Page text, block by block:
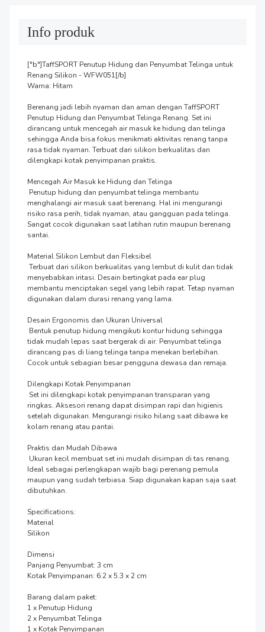
Info produk
["b"]TaffSPORT Penutup Hidung dan Penyumbat Telinga untuk
Renang Silikon - WFW051[/b]
Warna: Hitam
Berenang jadi lebih nyaman dan aman dengan TaffSPORT
Penutup Hidung dan Penyumbat Telinga Renang. Set ini
dirancang untuk mencegah air masuk ke hidung dan telinga
sehingga Anda bisa fokus menikmati aktivitas renang tanpa
rasa tidak nyaman. Terbuat dari silikon berkualitas dan
dilengkapi kotak penyimpanan praktis.
Mencegah Air Masuk ke Hidung dan Telinga
menghalangi air masuk saat berenang. Hal ini mengurangi
risiko rasa perih, tidak nyaman, atau gangguan pada telinga.
Sangat cocok digunakan saat latihan rutin maupun berenang
santai.
Material Silikon Lembut dan Fleksibel
menyebabkan iritasi. Desain bertingkat pada ear plug
membantu menciptakan segel yang lebih rapat. Tetap nyaman
digunakan dalam durasi renang yang lama.
Desain Ergonomis dan Ukuran Universal
tidak mudah lepas saat bergerak di air. Penyumbat telinga
dirancang pas di liang telinga tanpa menekan berlebihan.
Cocok untuk sebagian besar pengguna dewasa dan remaja.
Dilengkapi Kotak Penyimpanan
ringkas. Aksesori renang dapat disimpan rapi dan higienis
setelah digunakan. Mengurangi risiko hilang saat dibawa ke
kolam renang atau pantai.
Praktis dan Mudah Dibawa
Ideal sebagai perlengkapan wajib bagi perenang pemula
maupun yang sudah terbiasa. Siap digunakan kapan saja saat
dibutuhkan.
Specifications:
Material
Silikon
Dimensi
Panjang Penyumbat: 3 cm
Kotak Penyimpanan: 6.2 x 5.3 x 2 cm
Barang dalam paket:
1 x Penutup Hidung
2 x Penyumbat Telinga
1 x Kotak Penyimpanan